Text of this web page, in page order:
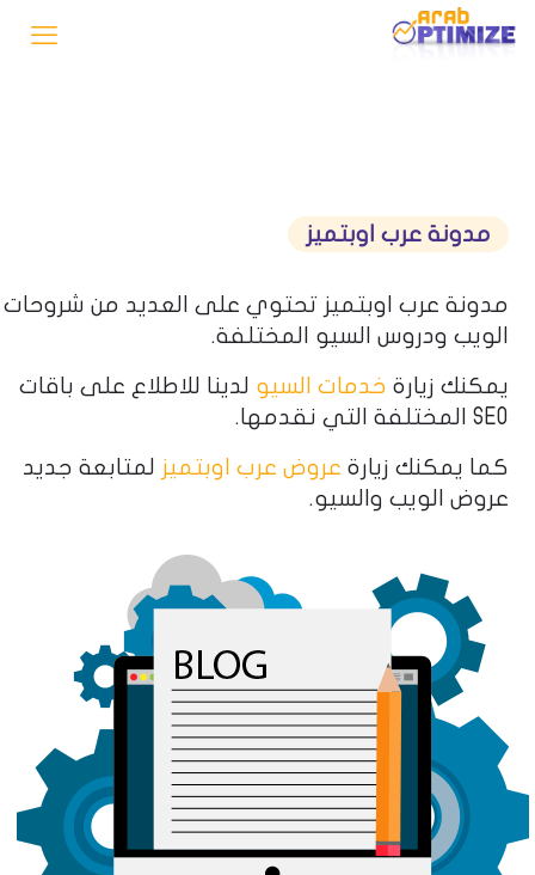
مدونة عرب اوبتميز
مدونة عرب اوبتميز تحتوي على العديد من شروحات
الويب ودروس السيو المختلفة.
يمكنك زيارة خدمات السيو لدينا للاطلاع على باقات
SEO المختلفة التي نقدمها.
كما يمكنك زيارة عروض عرب اوبتميز لمتابعة جديد
عروض الويب والسيو.